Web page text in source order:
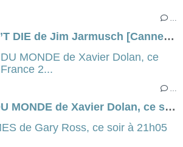
…
THE DEAD DON’T DIE de Jim Jarmusch [Cannes Express]
…
JUSTE LA FIN DU MONDE de Xavier Dolan, ce soir, à 21h05 sur France 2...